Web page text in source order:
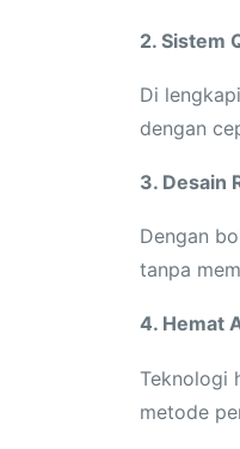
2. Sistem
Di
dengan
3. Desain
Dengan
tanpa
4. Hemat
Teknologi
metode